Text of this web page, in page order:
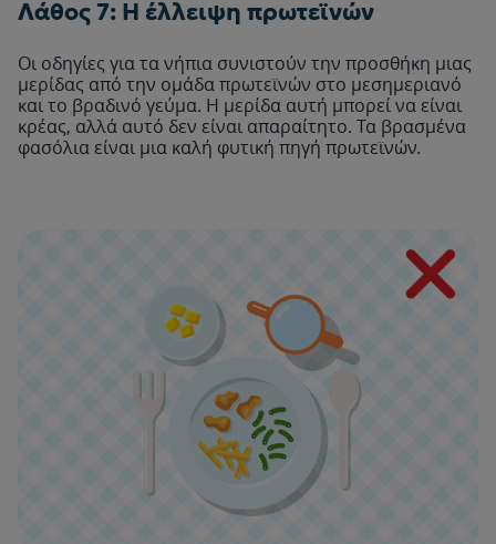
Λάθος 7: Η έλλειψη πρωτεϊνών
Οι οδηγίες για τα νήπια συνιστούν την προσθήκη μιας
μερίδας από την ομάδα πρωτεϊνών στο μεσημεριανό
και το βραδινό γεύμα. Η μερίδα αυτή μπορεί να είναι
κρέας, αλλά αυτό δεν είναι απαραίτητο. Τα βρασμένα
φασόλια είναι μια καλή φυτική πηγή πρωτεϊνών.